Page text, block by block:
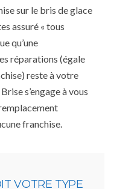
sur le bris de glace
assuré « tous
qu’une
réparations (égale
reste à votre
s’engage à vous
franchise.
VOTRE TYPE